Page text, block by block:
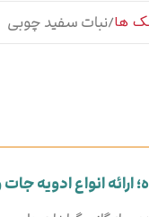
ها نبات سفید چوبی
ارائه انواع ادویه